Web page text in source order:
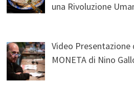
una Rivoluzione
Video Presentazione
MONETA di Nino